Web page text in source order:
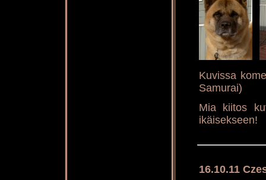
Kuvissa
Samurai)
Mia kiitos
ikäisekseen!
16.10.11